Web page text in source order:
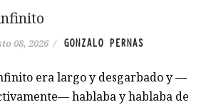
08, 2026 / GONZALO PERNAS
era largo y desgarbado y —
hablaba y hablaba de